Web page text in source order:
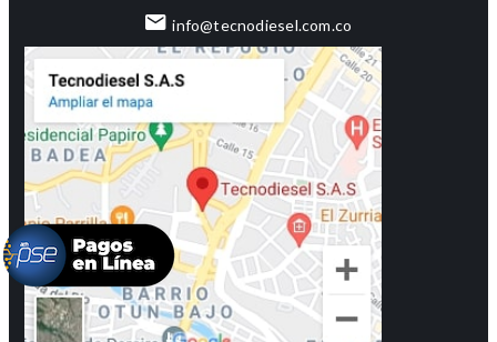
info@tecnodiesel.com.co